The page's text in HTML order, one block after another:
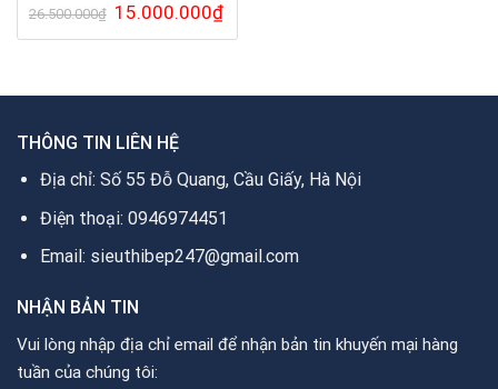
26.500.000₫ Giá
gốc
là:
15.000.000₫Giá
hiện
tại
THÔNG TIN LIÊN HỆ
Địa chỉ: Số 55 Đỗ Quang, Cầu Giấy, Hà Nội
Điện thoại: 0946974451
Email: sieuthibep247@gmail.com
NHẬN BẢN TIN
Vui lòng nhập địa chỉ email để nhận bản tin khuyến mại hàng
tuần của chúng tôi: